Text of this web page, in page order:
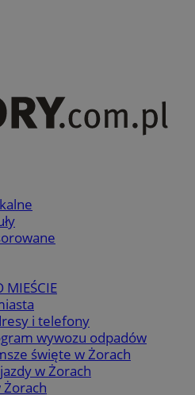
MIEŚCIE
i telefony
wywozu odpadów
święte w Żorach
w Żorach
Żorach